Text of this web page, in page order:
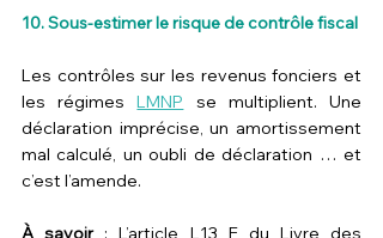
10. Sous-estimer le risque de contrôle fiscal
Les contrôles sur les revenus fonciers et
les régimes LMNP se multiplient. Une
déclaration imprécise, un amortissement
mal calculé, un oubli de déclaration … et
c’est l’amende.
À savoir : L’article L13 F du Livre des